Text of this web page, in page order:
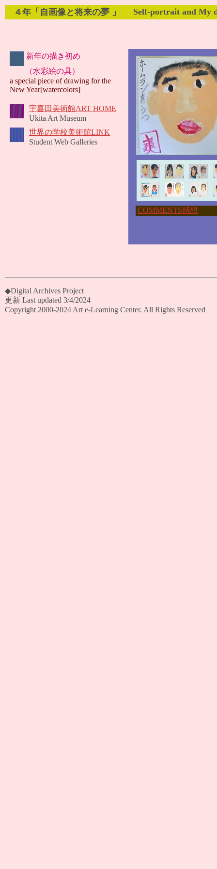
４年「自画像と将来の夢 」 Self-portrait and My
新年の描き初め
（水彩絵の具）
a special piece of drawing for the
New Year[watercolors]
宇喜田美術館ART HOME
Ukita Art Museum
世界の学校美術館LINK
Student Web Galleries
COMMENTS感想
◆Digital Archives Project
更新 Last updated 3/4/2024
Copyright 2000-2024 Art e-Learning Center. All Rights Reserved